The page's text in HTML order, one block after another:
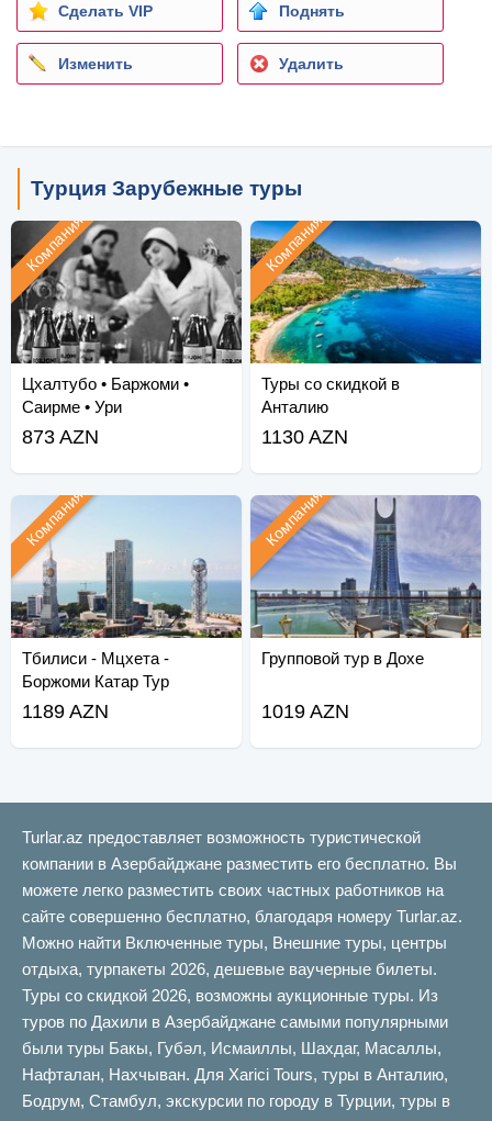
Сделать VIP Поднять
Изменить Удалить
Турция Зарубежные туры
Цхалтубо • Баржоми •
Саирме • Ури
Компания
873 AZN
Туры со скидкой в
Анталию
Компания
1130 AZN
Тбилиси - Мцхета -
Боржоми Катар Тур
Компания
1189 AZN
Групповой тур в Дохе
Компания
1019 AZN
Turlar.az предоставляет возможность туристической
компании в Азербайджане разместить его бесплатно. Вы
можете легко разместить своих частных работников на
сайте совершенно бесплатно, благодаря номеру Turlar.az.
Можно найти Включенные туры, Внешние туры, центры
отдыха, турпакеты 2026, дешевые ваучерные билеты.
Туры со скидкой 2026, возможны аукционные туры. Из
туров по Дахили в Азербайджане самыми популярными
были туры Бакы, Губəл, Исмаиллы, Шахдаг, Масаллы,
Нафталан, Нахчыван. Для Xarici Tours, туры в Анталию,
Бодрум, Стамбул, экскурсии по городу в Турции, туры в